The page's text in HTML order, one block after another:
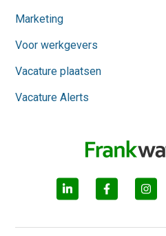
Marketing
Voor werkgevers
Vacature plaatsen
Vacature Alerts